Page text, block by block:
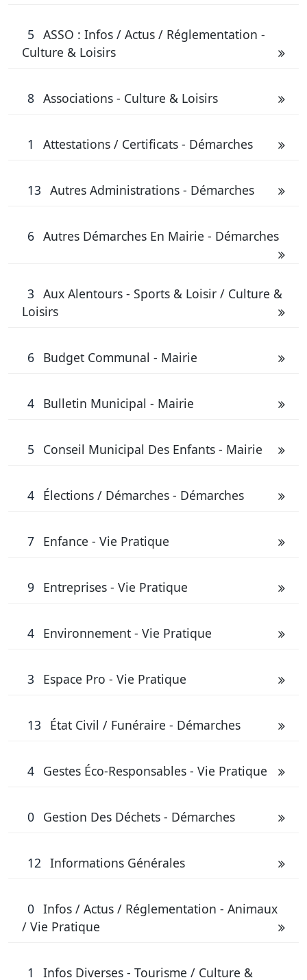
5 ASSO : Infos / Actus / Réglementation -
Culture & Loisirs
8 Associations - Culture & Loisirs
1 Attestations / Certificats - Démarches
13 Autres Administrations - Démarches
6 Autres Démarches En Mairie - Démarches
3 Aux Alentours - Sports & Loisir / Culture &
Loisirs
6 Budget Communal - Mairie
4 Bulletin Municipal - Mairie
5 Conseil Municipal Des Enfants - Mairie
4 Élections / Démarches - Démarches
7 Enfance - Vie Pratique
9 Entreprises - Vie Pratique
4 Environnement - Vie Pratique
3 Espace Pro - Vie Pratique
13 État Civil / Funéraire - Démarches
4 Gestes Éco-Responsables - Vie Pratique
0 Gestion Des Déchets - Démarches
12 Informations Générales
0 Infos / Actus / Réglementation - Animaux
/ Vie Pratique
1 Infos Diverses - Tourisme / Culture &